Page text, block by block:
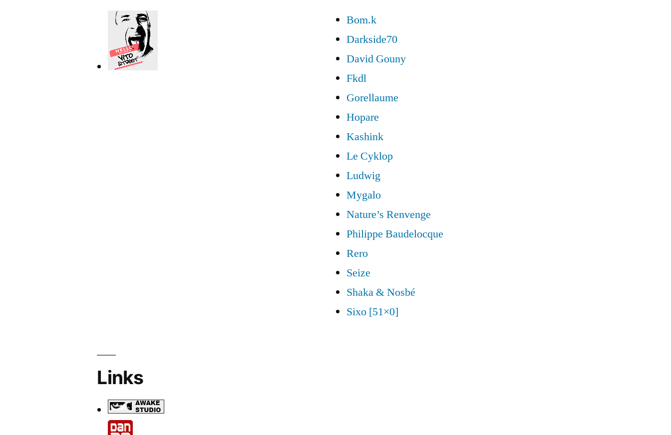
Bom.k
Darkside70
David Gouny
Fkdl
Gorellaume
Hopare
Kashink
Le Cyklop
Ludwig
Mygalo
Nature’s Renvenge
Philippe Baudelocque
Rero
Seize
Shaka & Nosbé
Sixo [51×0]
Links